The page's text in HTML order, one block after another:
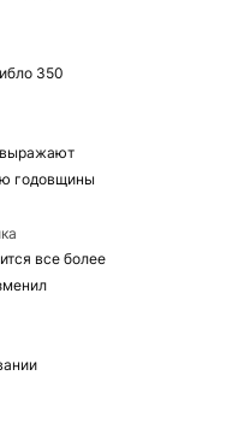
350
выражают
годовщины
все более